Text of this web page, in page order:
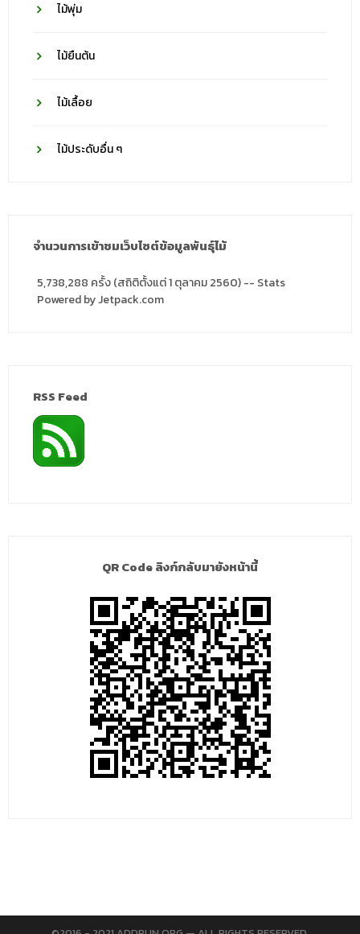
ไม้พุ่ม
ไม้ยืนต้น
ไม้เลื้อย
ไม้ประดับอื่น ๆ
จำนวนการเข้าชมเว็บไซต์ข้อมูลพันธุ์ไม้
5,738,288 ครั้ง (สถิติตั้งแต่ 1 ตุลาคม 2560) -- Stats
Powered by Jetpack.com
RSS Feed
QR Code ลิงก์กลับมายังหน้านี้